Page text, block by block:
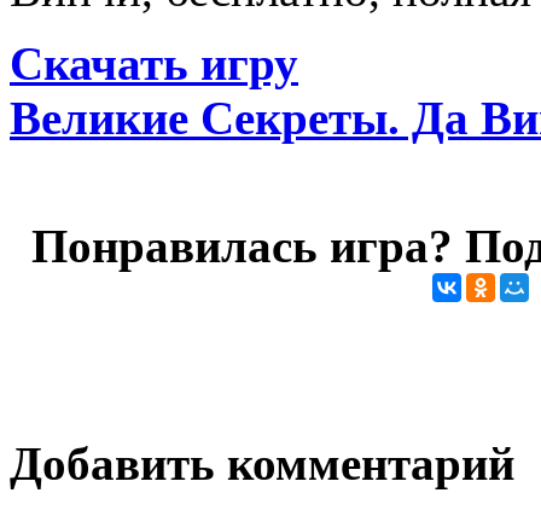
Скачать игру
Великие Секреты. Да
Понравилась игра?
Добавить комментарий